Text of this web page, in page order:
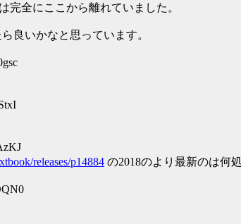
完全にここから離れていました。
良いかなと思っています。
releases/p14884 の2018のより最新のは何